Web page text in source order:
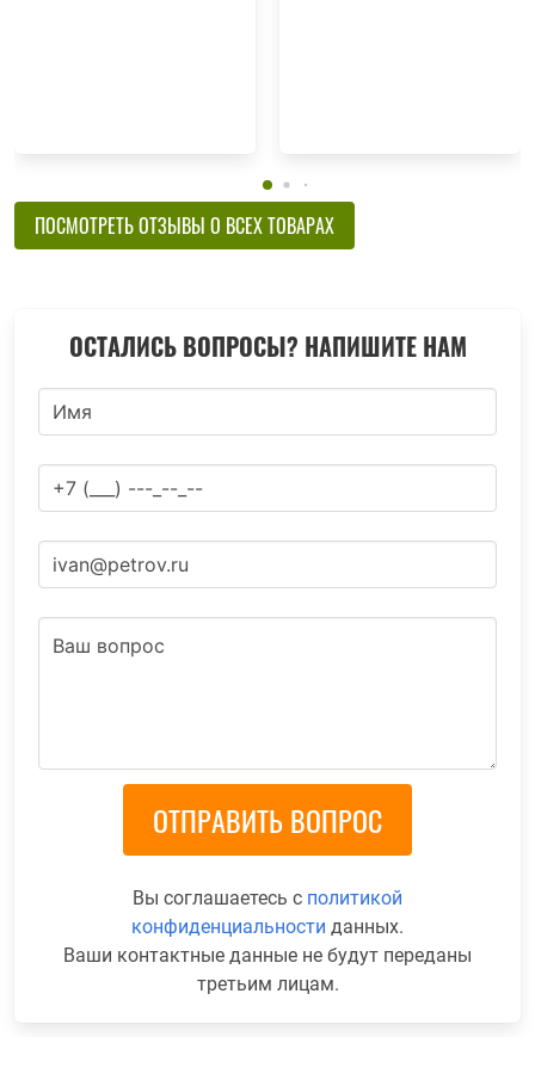
ПОСМОТРЕТЬ ОТЗЫВЫ О ВСЕХ ТОВАРАХ
ОСТАЛИСЬ ВОПРОСЫ? НАПИШИТЕ НАМ
Вы соглашаетесь с политикой
конфиденциальности данных.
Ваши контактные данные не будут переданы
третьим лицам.